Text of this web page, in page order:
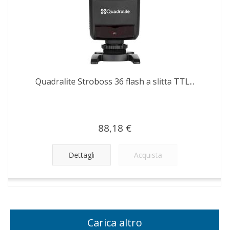
Quadralite Stroboss 36 flash a slitta TTL...
88,18 €
Dettagli Acquista
Carica altro